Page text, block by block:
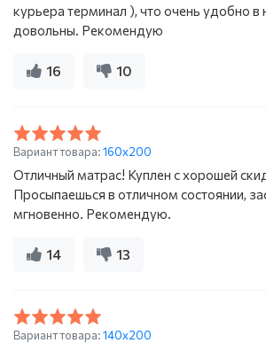
курьера терминал ), что очень удобно в
довольны. Рекомендую
16 10
Вариант товара:160x200
Отличный матрас! Куплен с хорошей
Просыпаешься в отличном состоянии,
мгновенно. Рекомендую.
14 13
Вариант товара:140x200